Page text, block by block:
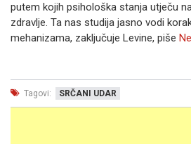
putem kojih psihološka stanja utječu
zdravlje. Ta nas studija jasno vodi
mehanizama, zaključuje Levine, piše
Tagovi: SRČANI UDAR